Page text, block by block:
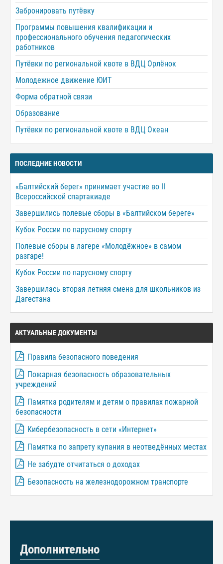
Забронировать путёвку
Программы повышения квалификации и
профессионального обучения педагогических
работников
Путёвки по региональной квоте в ВДЦ Орлёнок
Молодежное движение ЮИТ
Форма обратной связи
Образование
Путёвки по региональной квоте в ВДЦ Океан
ПОСЛЕДНИЕ НОВОСТИ
«Балтийский берег» принимает участие во II
Всероссийской спартакиаде
Завершились полевые сборы в «Балтийском береге»
Кубок России по парусному спорту
Полевые сборы в лагере «Молодёжное» в самом
разгаре!
Кубок России по парусному спорту
Завершилась вторая летняя смена для школьников из
Дагестана
АКТУАЛЬНЫЕ ДОКУМЕНТЫ
Правила безопасного поведения
Пожарная безопасность образовательных
учреждений
Памятка родителям и детям о правилах пожарной
безопасности
Кибербезопасность в сети «Интернет»
Памятка по запрету купания в неотведённых местах
Не забудте отчитаться о доходах
Безопасность на железнодорожном транспорте
Дополнительно